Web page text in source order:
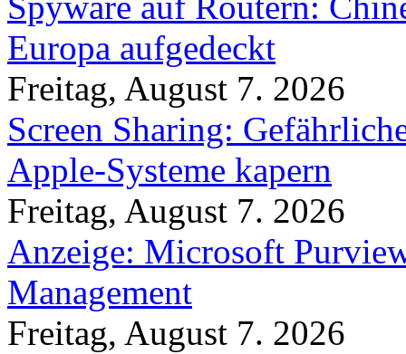
Europa aufgedeckt
Freitag, August 7. 2026
Screen Sharing:
Apple-Systeme kapern
Freitag, August 7. 2026
Anzeige: Microsoft
Management
Freitag, August 7. 2026